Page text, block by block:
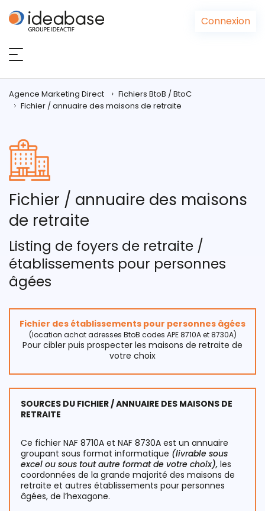
Connexion
Agence Marketing Direct
Fichiers BtoB / BtoC
Fichier / annuaire des maisons de retraite
Fichier / annuaire des maisons
de retraite
Listing de foyers de retraite /
établissements pour personnes
âgées
Fichier des établissements pour personnes âgées
(location achat adresses BtoB codes APE 8710A et 8730A)
Pour cibler puis prospecter les maisons de retraite de
votre choix
SOURCES DU FICHIER / ANNUAIRE DES MAISONS DE
RETRAITE
Ce fichier NAF 8710A et NAF 8730A est un annuaire
groupant sous format informatique (livrable sous
excel ou sous tout autre format de votre choix), les
coordonnées de la grande majorité des maisons de
retraite et autres établissements pour personnes
âgées, de l’hexagone.